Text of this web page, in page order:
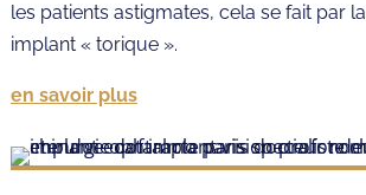
les patients astigmates, cela se fait par
implant « torique ».
en savoir plus